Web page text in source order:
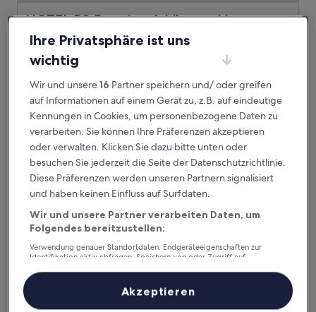
HOTEL R9 Premium Ichikawaekimae
HOTEL R9 Premium Ichikawaekimae
2.0-
Sterne-
Unterkunft
2,1 km von Bahnhof Ichikawa Motoyawata entfernt
von
Wunderbar,
(245
Bewertungen)
Wunderbar
Der
Preis
beträgt
65 €
65 €
11. Aug.–12. Aug.
Toyoko Inn Nishi Funabashi Baraki Inter
Toyoko Inn Nishi Funabashi Baraki Inter
Toyoko Inn Nishi Funabashi Baraki Inter
Ihre Privatsphäre ist uns
wichtig
Wir und unsere16 Partner speichern und/ oder greifen
auf Informationen auf einem Gerät zu, z.B. auf eindeutige
Kennungen in Cookies, um personenbezogene Daten zu
verarbeiten. Sie können Ihre Präferenzen akzeptieren
oder verwalten. Klicken Sie dazu bitte unten oder
besuchen Sie jederzeit die Seite der Datenschutzrichtlinie.
Diese Präferenzen werden unseren Partnern signalisiert
und haben keinen Einfluss auf Surfdaten.
Wir und unsere Partner verarbeiten Daten, um
Folgendes bereitzustellen:
Verwendung genauer Standortdaten. Endgeräteeigenschaften zur
Identifikation aktiv abfragen. Speichern von oder Zugriff auf
Inhalte, Messung von Werbeleistung und der Performance von Inhalten,
Zielgruppenforschung sowie Entwicklung und Verbesserung von
Akzeptieren